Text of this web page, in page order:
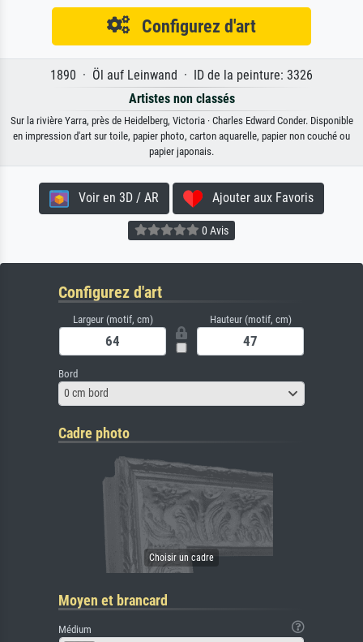
Configurez d'art
1890 · Öl auf Leinwand · ID de la peinture: 3326
Artistes non classés
Sur la rivière Yarra, près de Heidelberg, Victoria · Charles Edward Conder. Disponible
en impression d'art sur toile, papier photo, carton aquarelle, papier non couché ou
papier japonais.
Voir en 3D / AR Ajouter aux Favoris
0 Avis
Configurez d'art
Largeur (motif, cm) Hauteur (motif, cm)
Bord
0 cm bord
Cadre photo
Moyen et brancard
Médium